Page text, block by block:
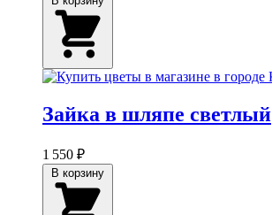
Зайка в шляпе светлый
1 550 ₽